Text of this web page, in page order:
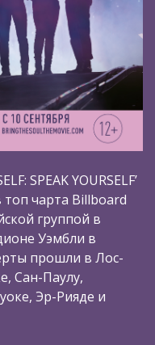
SPEAK YOURSELF’
чарта Billboard
группой в
Уэмбли в
прошли в Лос-
Сан-Паулу,
Эр-Рияде и